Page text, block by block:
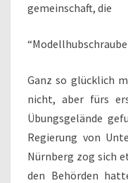
gemeinschaft, die
Ganz so glücklich
nicht, aber fürs
Übungsgelände
Regierung von
Nürnberg zog sich
den Behörden